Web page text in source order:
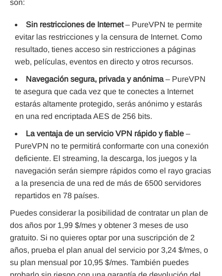
son:
Sin restricciones de Internet– PureVPN te permite
evitar las restricciones y la censura de Internet. Como
resultado, tienes acceso sin restricciones a páginas
web, películas, eventos en directo y otros recursos.
Navegación segura, privada y anónima– PureVPN
te asegura que cada vez que te conectes a Internet
estarás altamente protegido, serás anónimo y estarás
en una red encriptada AES de 256 bits.
La ventaja de un servicio VPN rápido y fiable –
PureVPN no te permitirá conformarte con una conexión
deficiente. El streaming, la descarga, los juegos y la
navegación serán siempre rápidos como el rayo gracias
a la presencia de una red de más de 6500 servidores
repartidos en 78 países.
Puedes considerar la posibilidad de contratar un plan de
dos años por 1,99 $/mes y obtener 3 meses de uso
gratuito. Si no quieres optar por una suscripción de 2
años, prueba el plan anual del servicio por 3,24 $/mes, o
su plan mensual por 10,95 $/mes. También puedes